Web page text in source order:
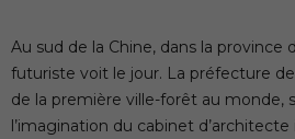
Au sud de la Chine, dans la province
futuriste voit le jour. La préfecture
de la première ville-forêt au monde,
l’imagination du cabinet